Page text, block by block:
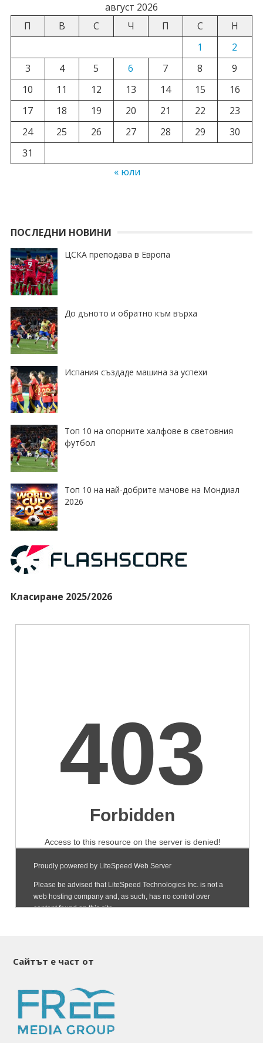
август 2026
П
В С Ч П С
Н
1
2
3
4 5 6 7 8
9
10
11 12 13 14 15
16
17
18 19 20 21 22
23
24
25 26 27 28 29
30
31
« юли
ПОСЛЕДНИ НОВИНИ
ЦСКА преподава в Европа
До дъното и обратно към върха
Испания създаде машина за успехи
Топ 10 на опорните халфове в световния
футбол
Топ 10 на най-добрите мачове на Мондиал
2026
Класиране 2025/2026
Сайтът е част от